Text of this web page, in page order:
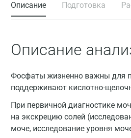
Описание Подготовка
Описание
Фосфаты жизненно важны для
поддерживают кислотно-
При первичной диагностике
на экскрецию солей
моче, исследование уровня